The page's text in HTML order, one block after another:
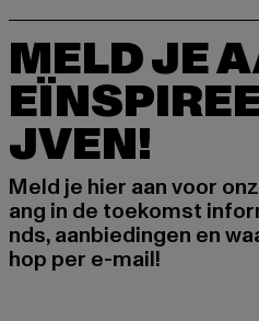
MELD JE
JVEN!
Meld je hier aan voor
ang in de toekomst
nds, aanbiedingen en
hop per e-mail!